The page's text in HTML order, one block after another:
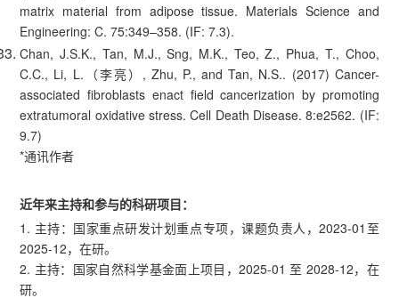
matrix material from adipose tissue. Materials Science and
Engineering: C. 75:349–358. (IF: 7.3).
Chan, J.S.K., Tan, M.J., Sng, M.K., Teo, Z., Phua, T., Choo,
C.C., Li, L.（李亮）, Zhu, P., and Tan, N.S.. (2017) Cancer-
associated fibroblasts enact field cancerization by promoting
extratumoral oxidative stress. Cell Death Disease. 8:e2562. (IF:
9.7)
*通讯作者
近年来主持和参与的科研项目：
1. 主持：国家重点研发计划重点专项，课题负责人，2023-01至
2025-12，在研。
2. 主持：国家自然科学基金面上项目，2025-01 至 2028-12，在
研。